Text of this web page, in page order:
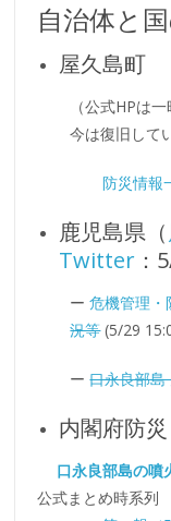
自治体と
屋久島町
（公式HPは
今は復旧して
防災情報
鹿児島県（
Twitter ：
ー危機管理
況等(5/29
ー口永良部島
内閣府防
口永良部島の
公式まとめ時系列